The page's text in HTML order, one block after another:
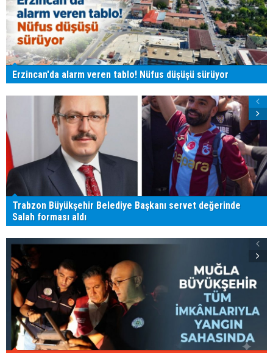
Erzincan'da alarm veren tablo! Nüfus düşüşü sürüyor
Trabzon Büyükşehir Belediye Başkanı servet değerinde
Salah forması aldı